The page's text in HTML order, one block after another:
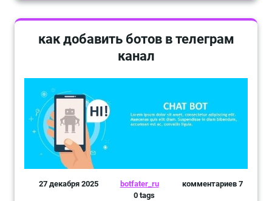
как добавить ботов в телеграм
канал
27 декабря 2025 botfater_ru
комментариев 7
0 tags